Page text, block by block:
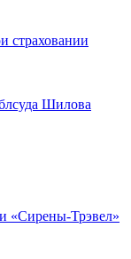
страховании
Шилова
«Сирены-Трэвел»